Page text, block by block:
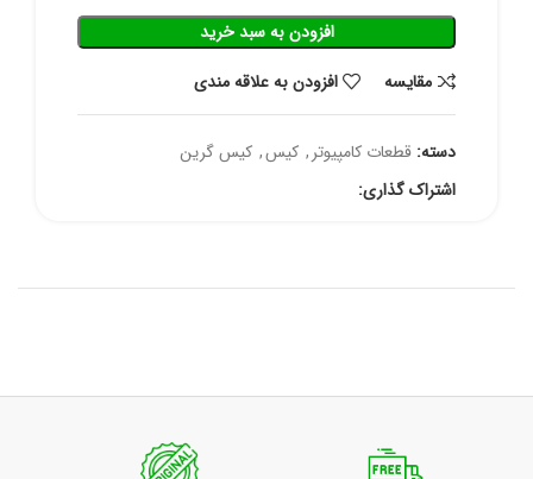
افزودن به سبد خرید
مقايسه
افزودن به علاقه مندی
دسته: قطعات کامپیوتر , کیس, کیس گرین
اشتراک گذاری: